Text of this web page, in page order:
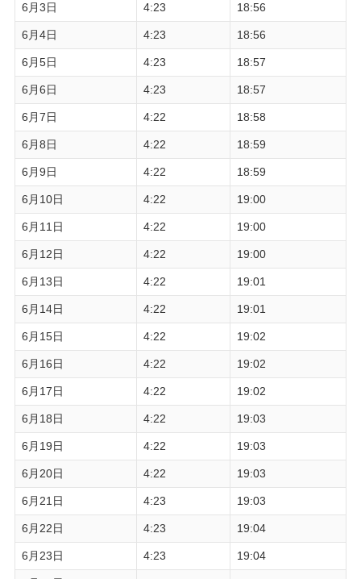
6月3日 4:23 18:56
6月4日 4:23 18:56
6月5日 4:23 18:57
6月6日 4:23 18:57
6月7日 4:22 18:58
6月8日 4:22 18:59
6月9日 4:22 18:59
6月10日 4:22 19:00
6月11日 4:22 19:00
6月12日 4:22 19:00
6月13日 4:22 19:01
6月14日 4:22 19:01
6月15日 4:22 19:02
6月16日 4:22 19:02
6月17日 4:22 19:02
6月18日 4:22 19:03
6月19日 4:22 19:03
6月20日 4:22 19:03
6月21日 4:23 19:03
6月22日 4:23 19:04
6月23日 4:23 19:04